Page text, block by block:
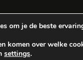
om je de beste
komen over welke
settings.
Genootschap.